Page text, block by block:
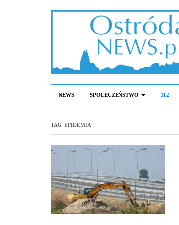
NEWS SPOŁECZEŃSTWO 112
TAG: EPIDEMIA